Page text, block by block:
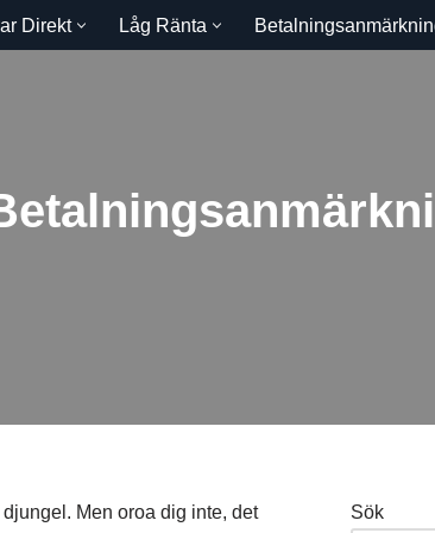
Direkt Låg Ränta
Men oroa dig inte, det
Sök